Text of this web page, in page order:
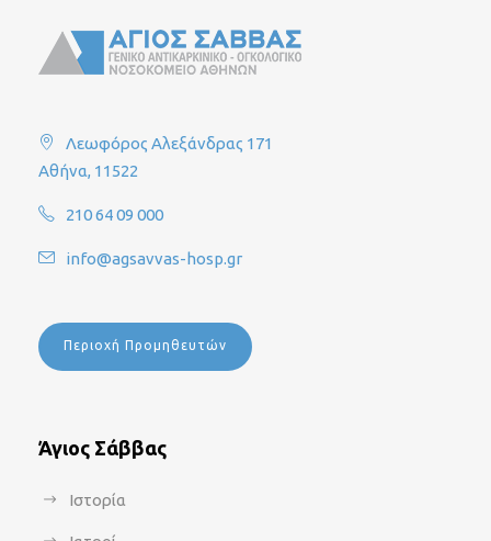
Λεωφόρος Αλεξάνδρας 171
Αθήνα, 11522
210 64 09 000
info@agsavvas-hosp.gr
Περιοχή Προμηθευτών
Άγιος Σάββας
Ιστορία